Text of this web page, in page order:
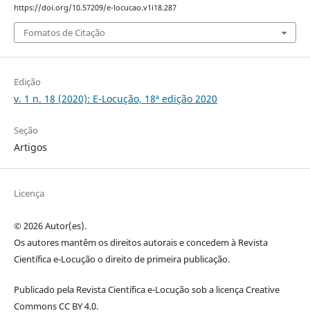
https://doi.org/10.57209/e-locucao.v1i18.287
Fomatos de Citação
Edição
v. 1 n. 18 (2020): E-Locução, 18ª edição 2020
Seção
Artigos
Licença
© 2026 Autor(es).
Os autores mantêm os direitos autorais e concedem à Revista
Científica e-Locução o direito de primeira publicação.
Publicado pela Revista Científica e-Locução sob a licença Creative
Commons CC BY 4.0.